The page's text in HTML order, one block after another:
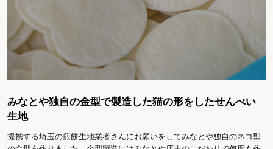
みなとや独自の金型で製造した猫の形をしたせんべい
生地
提携する埼玉の煎餅生地業者さんにお願いをしてみなとや独自のネコ型